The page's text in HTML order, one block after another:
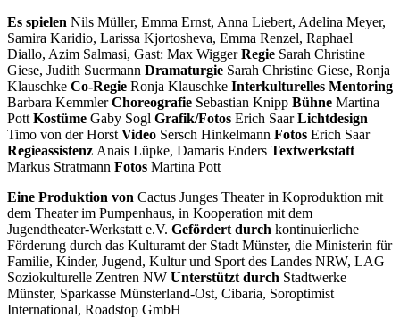
Es spielen Nils Müller, Emma Ernst, Anna Liebert, Adelina Meyer,
Samira Karidio, Larissa Kjortosheva, Emma Renzel, Raphael
Diallo, Azim Salmasi, Gast: Max WiggerRegie Sarah Christine
Giese, Judith Suermann Dramaturgie Sarah Christine Giese, Ronja
Klauschke Co-Regie Ronja Klauschke Interkulturelles Mentoring
Barbara KemmlerChoreografie Sebastian Knipp Bühne Martina
Pott Kostüme Gaby Sogl Grafik/Fotos Erich SaarLichtdesign
Timo von der Horst Video Sersch Hinkelmann Fotos Erich Saar
Regieassistenz Anais Lüpke, Damaris Enders Textwerkstatt
Markus Stratmann Fotos Martina Pott
Eine Produktion von Cactus Junges Theater in Koproduktion mit
dem Theater im Pumpenhaus, in Kooperation mit dem
Jugendtheater-Werkstatt e.V. Gefördert durch kontinuierliche
Förderung durch das Kulturamt der Stadt Münster, die Ministerin für
Familie, Kinder, Jugend, Kultur und Sport des Landes NRW, LAG
Soziokulturelle Zentren NW Unterstützt durch Stadtwerke
Münster, Sparkasse Münsterland-Ost, Cibaria, Soroptimist
International, Roadstop GmbH